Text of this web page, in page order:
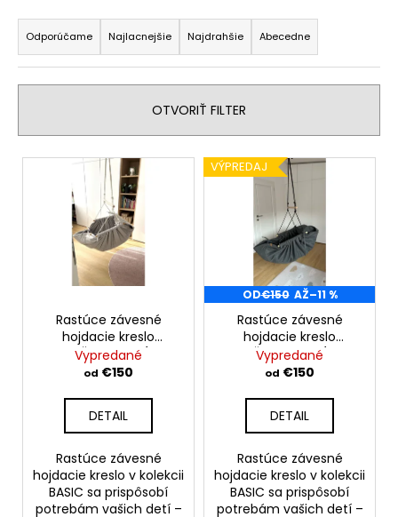
R
a
d
e
i
e
Odporúčame Najlacnejšie Najdrahšie Abecedne
OTVORIŤ FILTER
V
Rastúce závesné
hojdacie kreslo
BEŽOVO-SIVÁ
Vypredané
od €150
DETAIL
Rastúce závesné
hojdacie kreslo v kolekcii
BASIC sa prispôsobí
potrebám vašich detí –
VÝPREDAJ
OD€150 AŽ–11 %
Rastúce závesné
hojdacie kreslo
ČIERNO-SIVÁ
Vypredané
od €150
DETAIL
Rastúce závesné
hojdacie kreslo v kolekcii
BASIC sa prispôsobí
potrebám vašich detí –